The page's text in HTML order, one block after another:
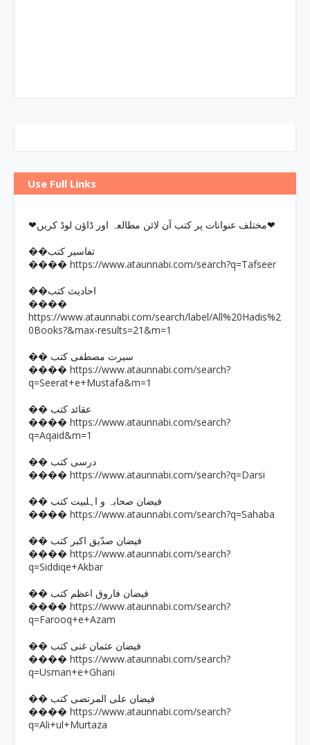
Use Full Links
❤مختلف عنوانات پر کتب آن لائن مطالعہ اور ڈاؤن لوڈ کریں❤
��تفاسیر کتب
���� https://www.ataunnabi.com/search?q=Tafseer
��احادیث کتب
����
https://www.ataunnabi.com/search/label/All%20Hadis%2
0Books?&max-results=21&m=1
�� سیرت مصطفی کتب
���� https://www.ataunnabi.com/search?
q=Seerat+e+Mustafa&m=1
�� عقائد کتب
���� https://www.ataunnabi.com/search?
q=Aqaid&m=1
�� درسی کتب
���� https://www.ataunnabi.com/search?q=Darsi
�� فیضان صحابہ و اہلبیت کتب
���� https://www.ataunnabi.com/search?q=Sahaba
�� فیضان صدّیق اکبر کتب
���� https://www.ataunnabi.com/search?
q=Siddiqe+Akbar
�� فیضان فاروق اعظم کتب
���� https://www.ataunnabi.com/search?
q=Farooq+e+Azam
�� فیضان عثمان غنی کتب
���� https://www.ataunnabi.com/search?
q=Usman+e+Ghani
�� فیضان علی المرتضی کتب
���� https://www.ataunnabi.com/search?
q=Ali+ul+Murtaza